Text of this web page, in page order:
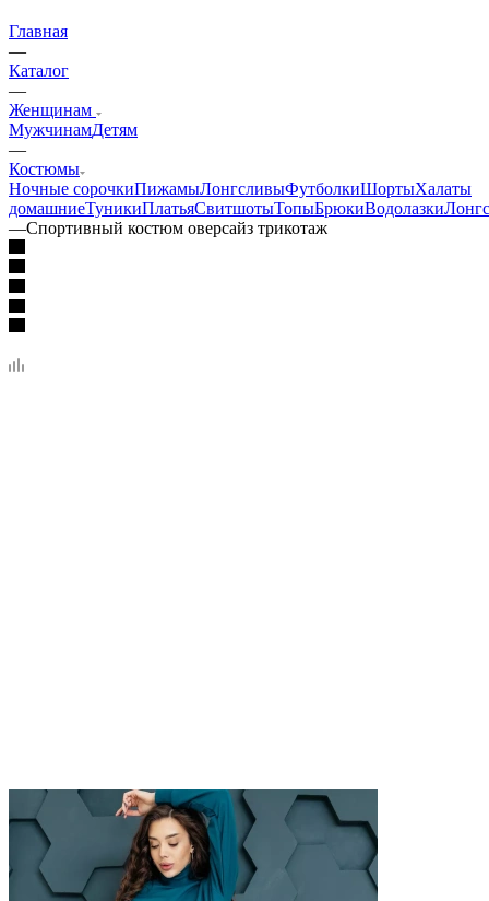
Главная
—
Каталог
—
Женщинам
МужчинамДетям
—
Костюмы
Ночные сорочкиПижамыЛонгсливыФутболкиШортыХалаты
домашниеТуникиПлатьяСвитшотыТопыБрюкиВодолазки
—Спортивный костюм оверсайз трикотаж